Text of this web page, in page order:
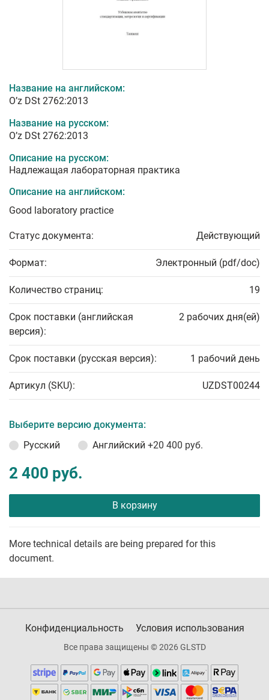
Название на английском:
O’z DSt 2762:2013
Название на русском:
O’z DSt 2762:2013
Описание на русском:
Надлежащая лабораторная практика
Описание на английском:
Good laboratory practice
Статус документа: Действующий
Формат: Электронный (pdf/doc)
Количество страниц: 19
Срок поставки (английская
версия):
2 рабочих дня(ей)
Срок поставки (русская версия): 1 рабочий день
Артикул (SKU): UZDST00244
Выберите версию документа:
Русский
Английский +20 400 руб.
2 400 руб.
В корзину
More technical details are being prepared for this
document.
Конфиденциальность Условия использования
Все права защищены © 2026 GLSTD